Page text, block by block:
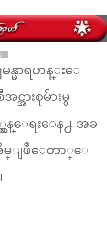
န္မာရဟန္းေ
အားစုမ်ားမွ
န္ေရးေန႕ အခ
မ္ျဖဳေတာ္ေ